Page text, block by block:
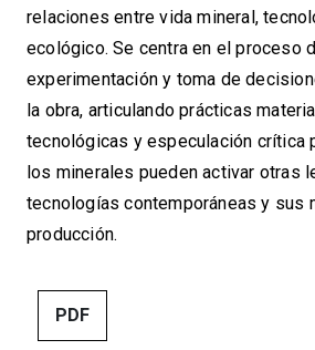
relaciones entre vida mineral,
ecológico. Se centra en el proceso
experimentación y toma de
la obra, articulando prácticas
tecnológicas y especulación crítica
los minerales pueden activar otras
tecnologías contemporáneas y sus
producción.
PDF